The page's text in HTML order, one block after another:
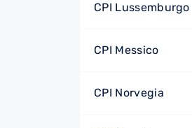
CPI Lussemburgo
CPI Messico
CPI Norvegia